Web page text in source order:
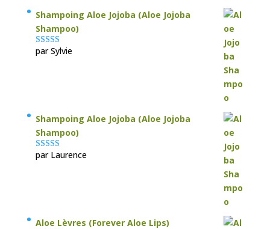
Shampoing Aloe Jojoba (Aloe Jojoba
Shampoo)
Note5sur 5
par Sylvie
Shampoing Aloe Jojoba (Aloe Jojoba
Shampoo)
Note5sur 5
par Laurence
Aloe Lèvres (Forever Aloe Lips)